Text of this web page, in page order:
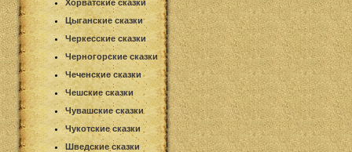
Хорватские сказки
Цыганские сказки
Черкесские сказки
Черногорские сказки
Чеченские сказки
Чешские сказки
Чувашские сказки
Чукотские сказки
Шведские сказки